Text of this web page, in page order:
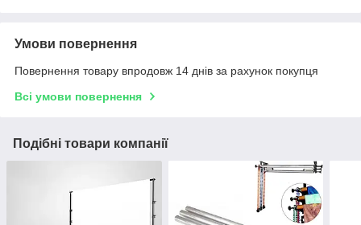
Умови повернення
Повернення товару впродовж 14 днів за рахунок покупця
Всі умови повернення
Подібні товари компанії